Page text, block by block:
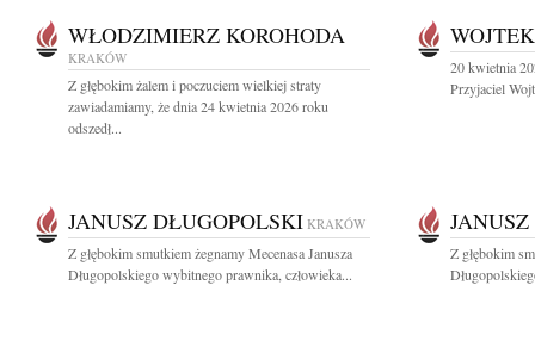
WŁODZIMIERZ KOROHODA
KRAKÓW
Z głębokim żalem i poczuciem wielkiej straty
zawiadamiamy, że dnia 24 kwietnia 2026 roku
odszedł...
20 kwietnia
Przyjaciel
JANUSZ DŁUGOPOLSKI KRAKÓW
Z głębokim smutkiem żegnamy Mecenasa Janusza
Długopolskiego wybitnego prawnika, człowieka...
Z głębokim